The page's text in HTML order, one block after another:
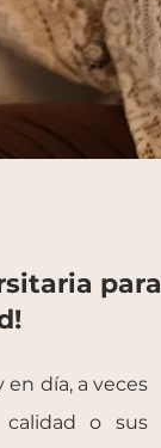
para
día, a veces
o sus